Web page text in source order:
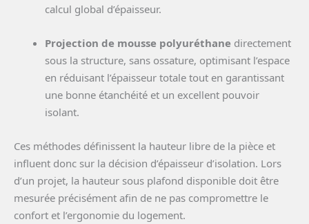
calcul global d’épaisseur.
Projection de mousse polyuréthane directement
sous la structure, sans ossature, optimisant l’espace
en réduisant l’épaisseur totale tout en garantissant
une bonne étanchéité et un excellent pouvoir
isolant.
Ces méthodes définissent la hauteur libre de la pièce et
influent donc sur la décision d’épaisseur d’isolation. Lors
d’un projet, la hauteur sous plafond disponible doit être
mesurée précisément afin de ne pas compromettre le
confort et l’ergonomie du logement.